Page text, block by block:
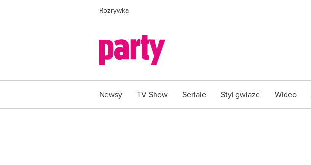
Rozrywka
Newsy TV Show Seriale Styl gwiazd Wideo